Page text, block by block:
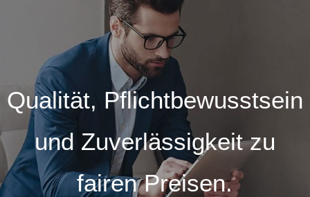
Qualität, Pflichtbewusstsein
und Zuverlässigkeit zu
fairen Preisen.